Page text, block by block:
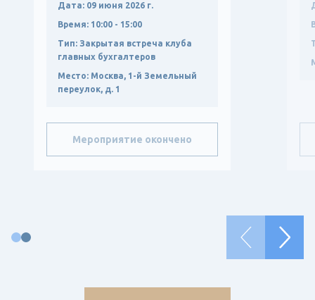
политику крупных компаний, р...
Дата: 09 июня 2026 г.
Время: 10:00 - 15:00
Тип: Закрытая встреча клуба
главных бухгалтеров
Место: Москва, 1-й Земельный
переулок, д. 1
Мероприятие окончено